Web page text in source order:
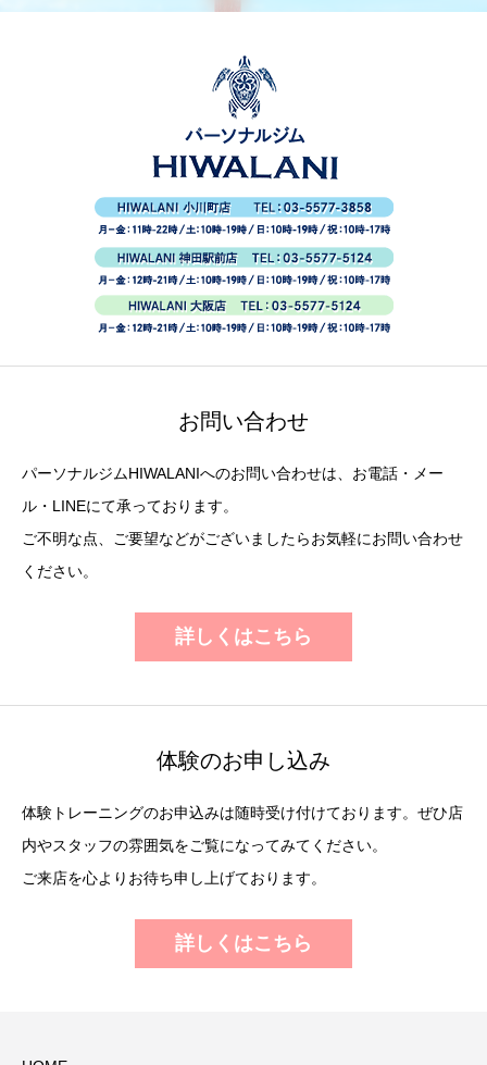
お問い合わせ
パーソナルジムHIWALANIへのお問い合わせは、お電話・メー
ル・LINEにて承っております。
ご不明な点、ご要望などがございましたらお気軽にお問い合わせ
ください。
詳しくはこちら
体験のお申し込み
体験トレーニングのお申込みは随時受け付けております。ぜひ店
内やスタッフの雰囲気をご覧になってみてください。
ご来店を心よりお待ち申し上げております。
詳しくはこちら